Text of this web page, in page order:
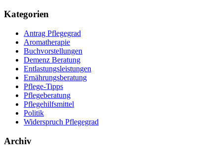
Kategorien
Antrag Pflegegrad
Aromatherapie
Buchvorstellungen
Demenz Beratung
Entlastungsleistungen
Ernährungsberatung
Pflege-Tipps
Pflegeberatung
Pflegehilfsmittel
Politik
Widerspruch Pflegegrad
Archiv